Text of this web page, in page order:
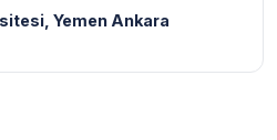
Yemen Ankara